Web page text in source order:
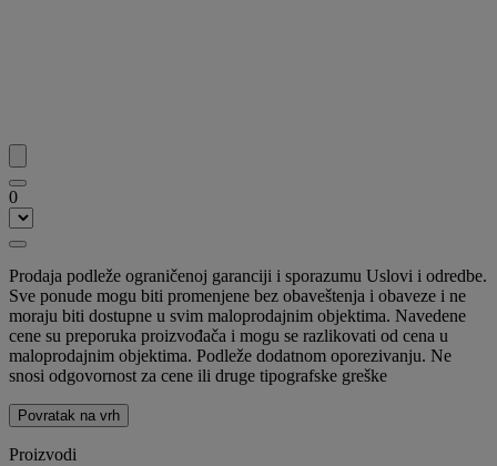
0
Prodaja podleže ograničenoj garanciji i sporazumu Uslovi i odredbe.
Sve ponude mogu biti promenjene bez obaveštenja i obaveze i ne
moraju biti dostupne u svim maloprodajnim objektima. Navedene
cene su preporuka proizvođača i mogu se razlikovati od cena u
maloprodajnim objektima. Podleže dodatnom oporezivanju. Ne
snosi odgovornost za cene ili druge tipografske greške
Povratak na vrh
Proizvodi